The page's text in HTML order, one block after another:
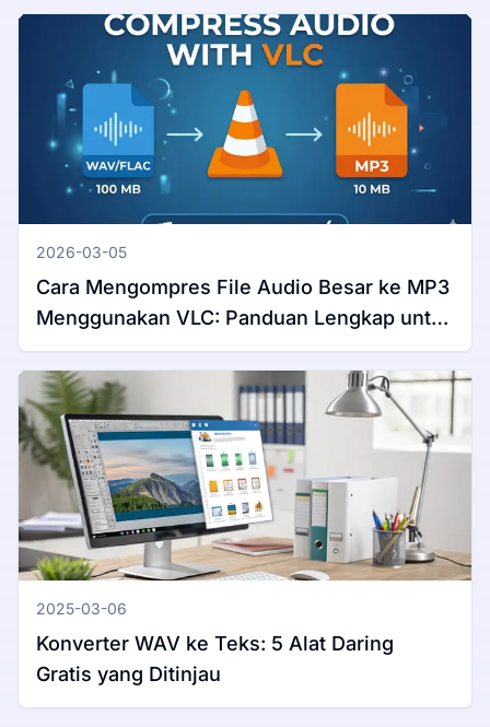
2026-03-05
Cara Mengompres File Audio Besar ke MP3
Menggunakan VLC: Panduan Lengkap untuk
Windows & Mac
2025-03-06
Konverter WAV ke Teks: 5 Alat Daring
Gratis yang Ditinjau